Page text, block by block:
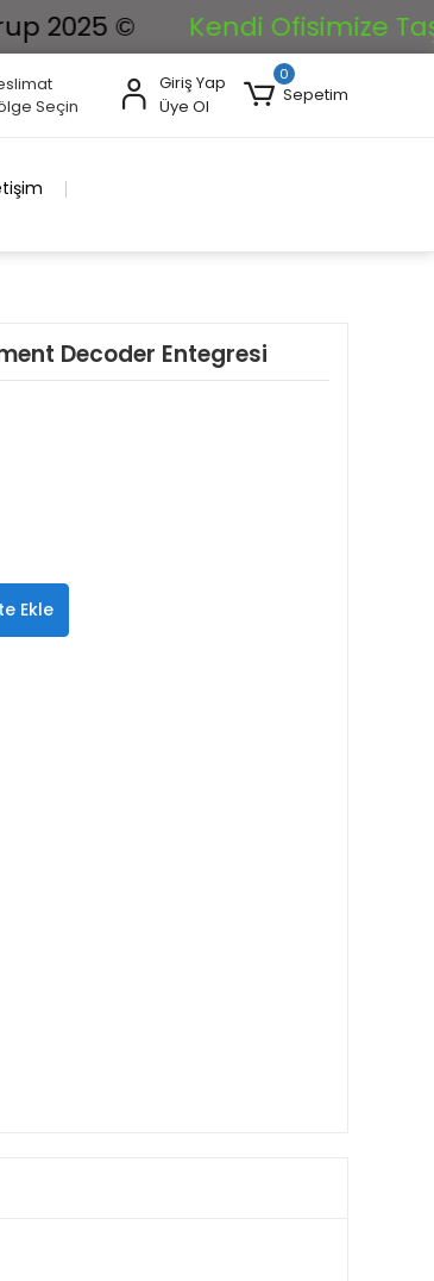
© Kendi Ofisimize
Seçin
Giriş Yap
Üye Ol
0
Sepetim
Decoder Entegresi
Ekle